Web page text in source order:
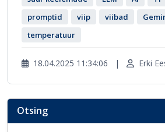
promptid
viip viibad
temperatuur
18.04.2025 11:34:06 | Erki
Otsing